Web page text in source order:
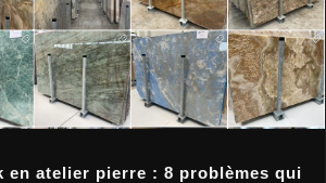
en atelier pierre : 8 problèmes qui